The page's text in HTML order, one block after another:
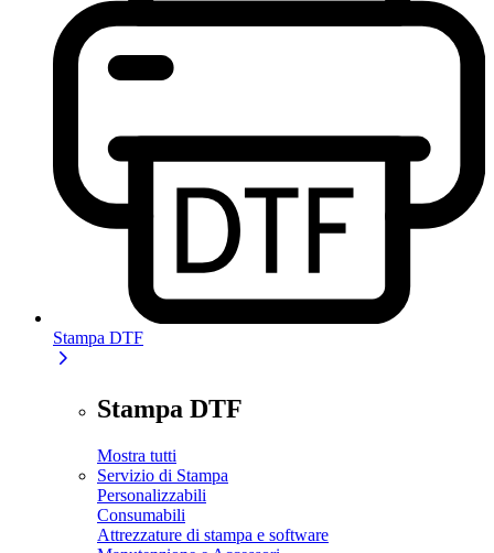
Stampa DTF
Stampa DTF
Mostra tutti
Servizio di Stampa
Personalizzabili
Consumabili
Attrezzature di stampa e software